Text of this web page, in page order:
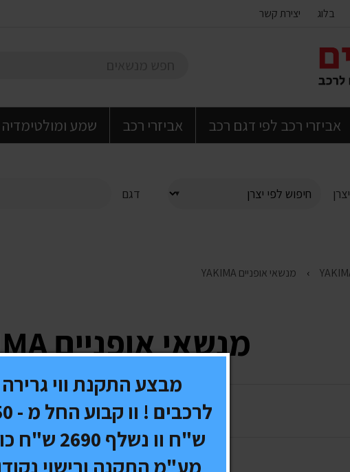
בלוג יצירת קשר
אביזרי רכב לפי דגם רכב אביזרי רכב שמע ומולטימדיה
יצרן דגם
מנשאי אופניים YAKIMA
מנשאי אופניים YAKIMA
בחר קטגוריה
מבצע התקנת ווי גרירה
ש"ח וו נשלף 2690
מע"מ התקנה ורישוי